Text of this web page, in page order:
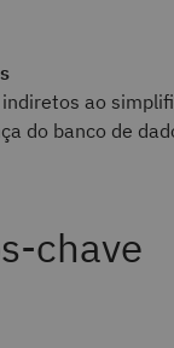
indiretos ao
do banco de